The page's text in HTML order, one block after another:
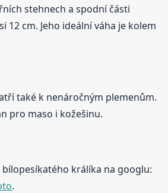
stehnech a spodní části
12 cm. Jeho ideální váha je kolem
také k nenáročným plemenům.
pro maso i kožešinu.
králíka na googlu:
.